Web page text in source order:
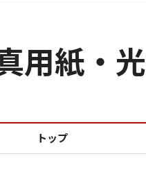
用紙・
トップ